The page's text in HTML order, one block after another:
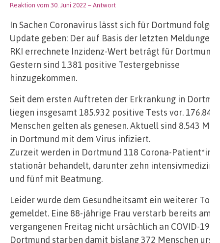
Reaktion vom 30. Juni 2022 – Antwort
In Sachen Coronavirus lässt sich für Dortmund
Update geben: Der auf Basis der letzten Meldungen
RKI errechnete Inzidenz-Wert beträgt für Dortmund
Gestern sind 1.381 positive Testergebnisse
hinzugekommen.
Seit dem ersten Auftreten der Erkrankung in
liegen insgesamt 185.932 positive Tests vor. 176.846
Menschen gelten als genesen. Aktuell sind 8.543
in Dortmund mit dem Virus infiziert.
Zurzeit werden in Dortmund 118 Corona-
stationär behandelt, darunter zehn
und fünf mit Beatmung.
Leider wurde dem Gesundheitsamt ein weiterer
gemeldet. Eine 88-jährige Frau verstarb bereits am
vergangenen Freitag nicht ursächlich an COVID-19. In
Dortmund starben damit bislang 372 Menschen